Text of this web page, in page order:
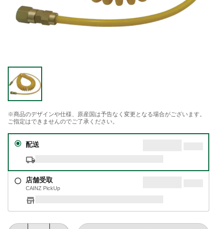
※商品のデザインや仕様、原産国は予告なく変更となる場合がございます。
ご指定はできませんのでご了承ください。
配送
店舗受取
CAINZ PickUp